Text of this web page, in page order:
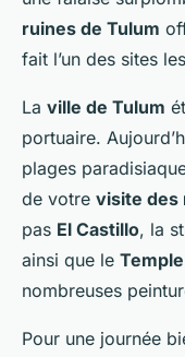
ruines de Tulum
fait l’un des sites
La ville de Tulum
portuaire.
plages
de votre visite des
pas El Castillo, la
ainsi que le
nombreuses
Pour une journée